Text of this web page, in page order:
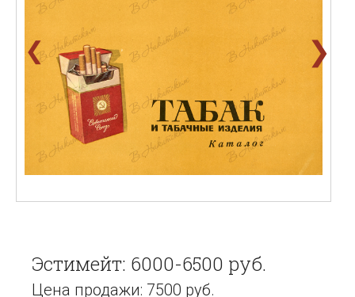
❮ ❯
Эстимейт: 6000-6500 руб.
Цена продажи: 7500 руб.